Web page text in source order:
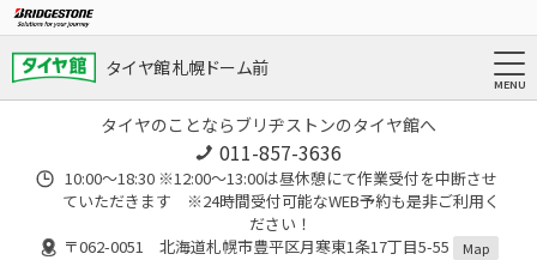
タイヤ館 札幌ドーム前
タイヤのことならブリヂストンのタイヤ館へ
011-857-3636
10:00～18:30 ※12:00～13:00は昼休憩にて作業受付を中断させ
ていただきます ※24時間受付可能なWEB予約も是非ご利用く
ださい！
〒062-0051 北海道札幌市豊平区月寒東1条17丁目5-55
Map